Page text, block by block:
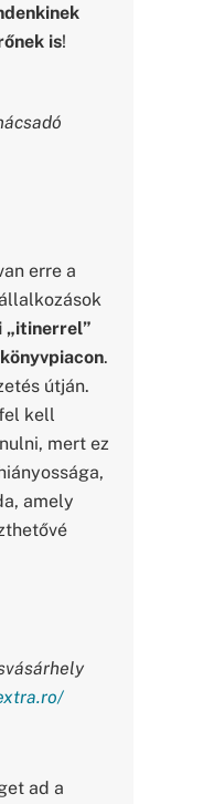
is!
erre a
„itinerrel”
.
útján.
kell
mert ez
amely
ad a